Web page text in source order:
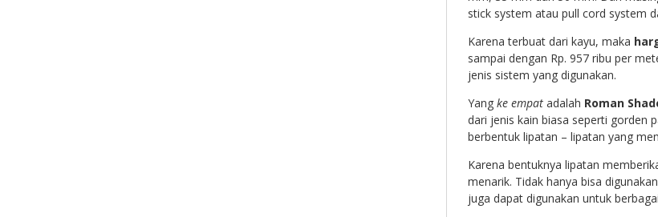
stick system atau pull cord system
Karena terbuat dari kayu, maka
sampai dengan Rp. 957 ribu per
jenis sistem yang digunakan.
Yang ke empatadalah Roman
dari jenis kain biasa seperti gorden
berbentuk lipatan – lipatan yang
Karena bentuknya lipatan
menarik. Tidak hanya bisa
juga dapat digunakan untuk